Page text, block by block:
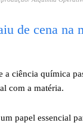
de cena na
a ciência química
com a matéria.
papel essencial